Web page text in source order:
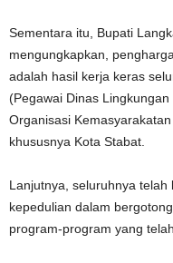
Sementara itu, Bupati
mengungkapkan,
adalah hasil kerja keras
(Pegawai Dinas Lingkungan
Organisasi
khususnya Kota Stabat.
Lanjutnya, seluruhnya
kepedulian dalam
program-program yang